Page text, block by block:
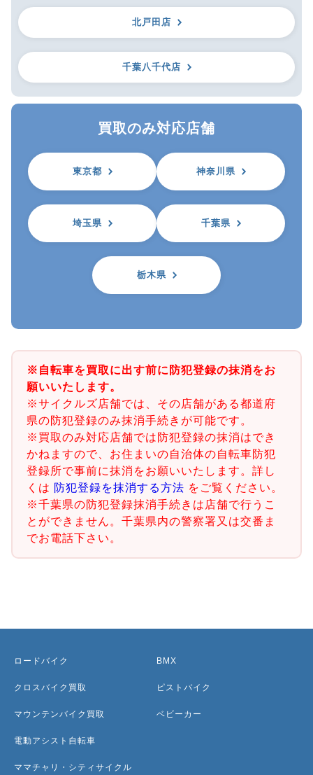
北戸田店
千葉八千代店
買取のみ対応店舗
東京都 神奈川県
埼玉県 千葉県
栃木県
※自転車を買取に出す前に防犯登録の抹消をお
願いいたします。
※サイクルズ店舗では、その店舗がある都道府
県の防犯登録のみ抹消手続きが可能です。
※買取のみ対応店舗では防犯登録の抹消はでき
かねますので、お住まいの自治体の自転車防犯
登録所で事前に抹消をお願いいたします。詳し
くは 防犯登録を抹消する方法 をご覧ください。
※千葉県の防犯登録抹消手続きは店舗で行うこ
とができません。千葉県内の警察署又は交番ま
でお電話下さい。
ロードバイク
クロスバイク買取
マウンテンバイク買取
電動アシスト自転車
ママチャリ・シティサイクル
BMX
ピストバイク
ベビーカー